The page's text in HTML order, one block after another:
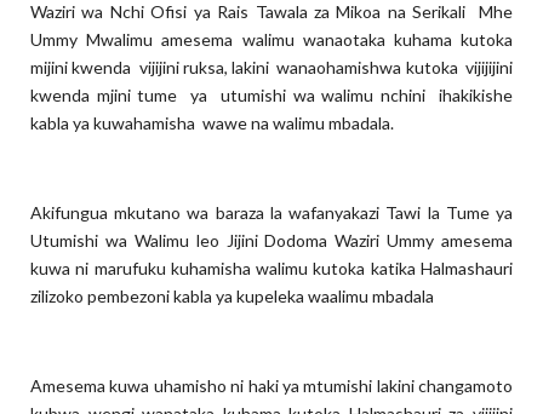
Waziri wa Nchi Ofisi ya Rais Tawala za Mikoa na Serikali Mhe
Ummy Mwalimu amesema walimu wanaotaka kuhama kutoka
mijini kwenda vijijini ruksa, lakini wanaohamishwa kutoka vijijijini
kwenda mjini tume ya utumishi wa walimu nchini ihakikishe
kabla ya kuwahamisha wawe na walimu mbadala.
Akifungua mkutano wa baraza la wafanyakazi Tawi la Tume ya
Utumishi wa Walimu leo Jijini Dodoma Waziri Ummy amesema
kuwa ni marufuku kuhamisha walimu kutoka katika Halmashauri
zilizoko pembezoni kabla ya kupeleka waalimu mbadala
Amesema kuwa uhamisho ni haki ya mtumishi lakini changamoto